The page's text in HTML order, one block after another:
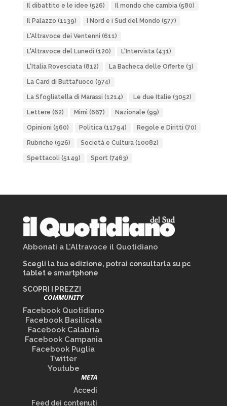
Il dibattito e le idee (526) Il mondo che cambia(580)
Il Palazzo (1139) I Nord e i Sud del Mondo (577)
L'Altravoce dei Ventenni (611)
L'Altravoce del Lunedì (120) L'Intervista(431)
L'Italia Rovesciata(812) La Bacheca delle Offerte (3)
La Card di Buttafuoco (974)
La Sfogliatella di Marassi (1214) Le due Italie (3052)
Lettere (62) Mimì (667) Nazionale (99)
Opinioni (560) Politica(11794) Regole e Diritti (70)
Rubriche (926) Società e Cultura(10082)
Spettacoli (5149) Sport(7463)
Abbonati a L’Altravoce il Quotidiano
Scegli la tua edizione, potrai consultarla su pc
tablet e smartphone
SCOPRI I PREZZI
COMMUNITY
Facebook Quotidiano
Facebook Basilicata
Facebook Calabria
Facebook Campania
Facebook Puglia
Twitter
Youtube
META
Accedi
Feed dei contenuti